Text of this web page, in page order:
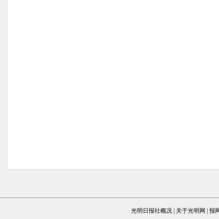
光明日报社概况 关于光明网 报